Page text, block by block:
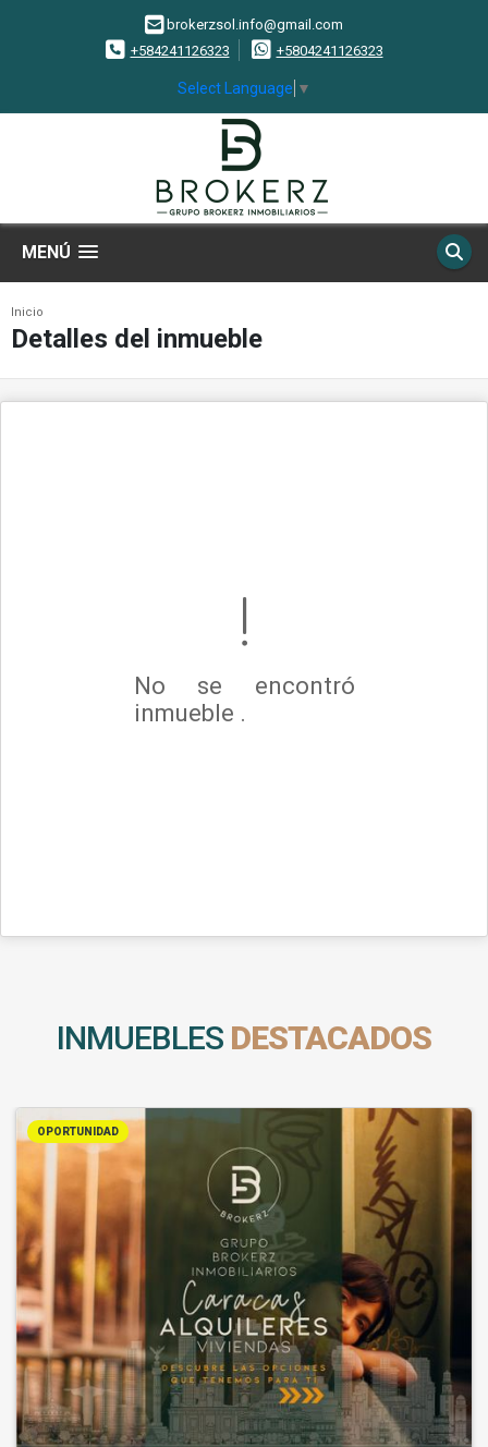
brokerzsol.info@gmail.com
+584241126323
+5804241126323
Select Language ▼
MENÚ
Inicio
Detalles del inmueble
No se encontró
inmueble .
INMUEBLES DESTACADOS
OPORTUNIDAD